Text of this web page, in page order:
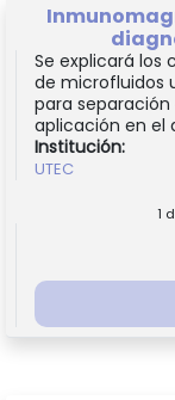
Se explicará
de microfluidos
para
aplicación en el
Institución:
UTEC
1